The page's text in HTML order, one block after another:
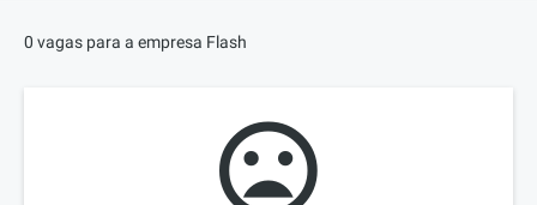
0 vagas para a empresa Flash